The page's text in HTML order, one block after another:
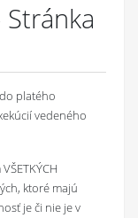
platého
vedeného
ktoré majú
je či nie je v